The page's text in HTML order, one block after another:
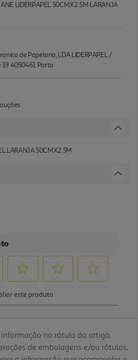
LIDERPAPEL 50CMX2.5M LARANJA
de Papelaria, LDA LIDERPAPEL /
19 4050461 Porto
LARANJA 50CMX2.5M
no rótulo do artigo.
de embalagens e/ou rótulos,